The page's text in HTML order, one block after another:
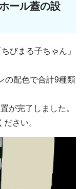
ール蓋の設
びまる子ちゃん」
の配色で合計9種類
が完了しました。
さい。